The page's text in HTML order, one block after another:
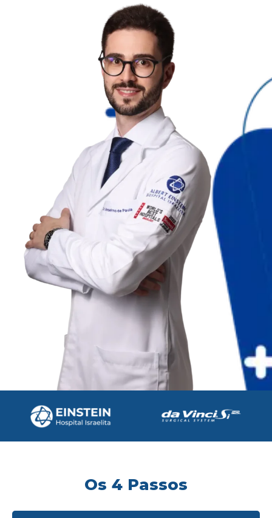
Os 4 Passos